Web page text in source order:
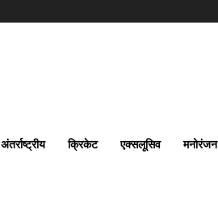
अंतर्राष्‍ट्रीय क्रिकेट एक्सलूसिव मनोरंजन